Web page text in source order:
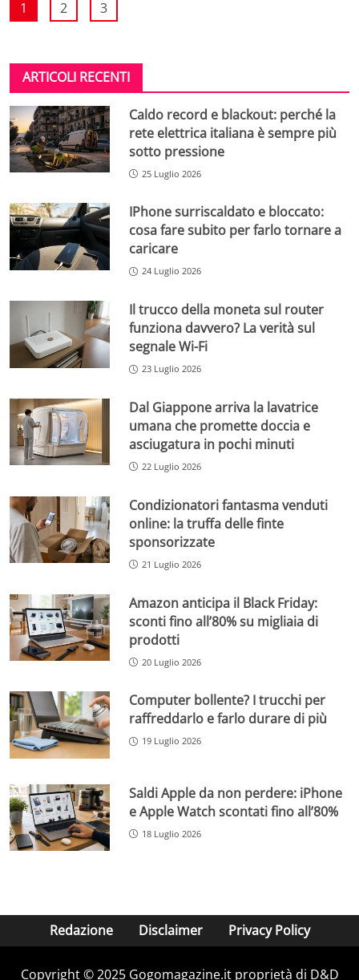
1 2 3
ARTICOLI RECENTI
Caldo record e blackout: perché la
rete elettrica italiana è sempre più
sotto pressione
25 Luglio 2026
IPhone surriscaldato e bloccato:
cosa fare subito per farlo tornare a
caricare
24 Luglio 2026
Il trucco della moneta sul router
funziona davvero? La verità sul
segnale Wi-Fi
23 Luglio 2026
Dal Giappone arriva la lavatrice
umana che promette doccia e
asciugatura in pochi minuti
22 Luglio 2026
Condizionatori fantasma venduti
online: la truffa delle finte
sponsorizzate
21 Luglio 2026
Amazon anticipa il Black Friday:
sconti fino all’80% su migliaia di
prodotti
20 Luglio 2026
Computer bollente? I trucchi per
raffreddarlo e farlo durare di più
19 Luglio 2026
Saldi Apple da non perdere: iPhone
e Apple Watch scontati fino all’80%
18 Luglio 2026
Redazione Disclaimer Privacy Policy
Copyright © 2025 Gogomagazine.it proprietà di D&D